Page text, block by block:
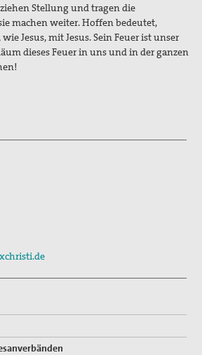
Stellung und tragen die
machen weiter. Hoffen bedeutet,
Jesus, mit Jesus. Sein Feuer ist unser
dieses Feuer in uns und in der ganzen